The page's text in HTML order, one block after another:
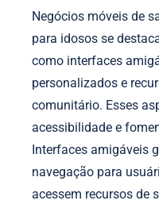
Negócios móveis de
para idosos se
como interfaces
personalizados e
comunitário. Esses
acessibilidade e
Interfaces amigáveis
navegação para
acessem recursos de